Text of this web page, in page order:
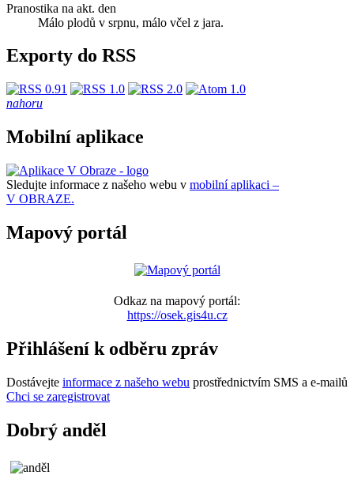
Pranostika na akt. den
Málo plodů v srpnu, málo včel z jara.
Exporty do RSS
nahoru
Mobilní aplikace
Sledujte informace z našeho webu v mobilní aplikaci –
V OBRAZE.
Mapový portál
Odkaz na mapový portál:
https://osek.gis4u.cz
Přihlášení k odběru zpráv
Dostávejte informace z našeho webu prostřednictvím SMS a e-mailů
Chci se zaregistrovat
Dobrý anděl